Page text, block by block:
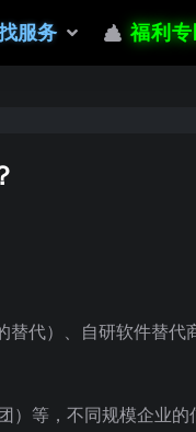
服务 福利
替代）、自研软件替代
）等，不同规模企业的